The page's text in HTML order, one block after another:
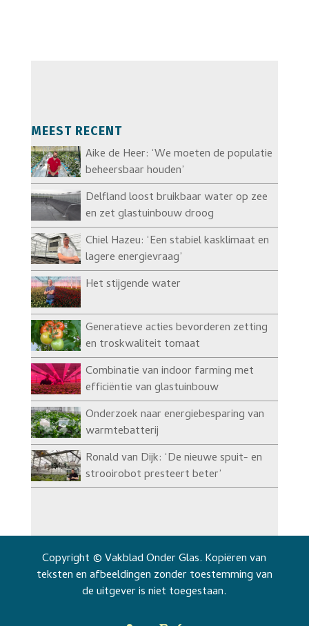
MEEST RECENT
Aike de Heer: ‘We moeten de populatie
beheersbaar houden’
Delfland loost bruikbaar water op zee
en zet glastuinbouw droog
Chiel Hazeu: ‘Een stabiel kasklimaat en
lagere energievraag’
Het stijgende water
Generatieve acties bevorderen zetting
en troskwaliteit tomaat
Combinatie van indoor farming met
efficiëntie van glastuinbouw
Onderzoek naar energiebesparing van
warmtebatterij
Ronald van Dijk: ‘De nieuwe spuit- en
strooirobot presteert beter’
Copyright © Vakblad Onder Glas. Kopiëren van
teksten en afbeeldingen zonder toestemming van
de uitgever is niet toegestaan.